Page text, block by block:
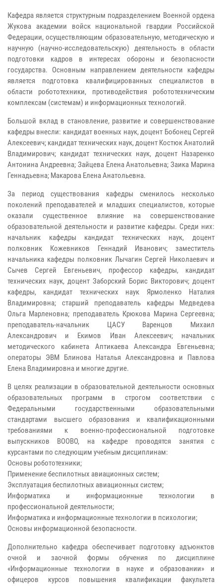
Кафедра является структурным подразделением Военной ордена
Жукова академии войск национальной гвардии Российской
Федерации, осуществляющим образовательную, методическую и
научную (научно-исследовательскую) деятельность в области
подготовки кадров в интересах обороны и безопасности
государства. Основным направлением деятельности кафедры
является подготовка квалифицированных специалистов в
области робототехники, противодействия робототехническим
комплексам (системам) и информационных технологий.
Большой вклад в становление, развитие и совершенствование
кафедры внесли: кандидат военных наук, доцент Бобонец Сергей
Алексеевич; кандидат технических наук, доцент Костюк Анатолий
Владимирович; кандидат технических наук, доцент Назаренко
Антонина Андреевна; Зайцева Елена Анатольевна; Заика Марина
Геннадьевна; Макарова Елена Анатольевна.
За период существования кафедры сменилось несколько
поколений преподавателей и младших специалистов, которые
оказали существенное влияние на совершенствование
образовательной деятельности и развитие кафедры. Среди них:
начальник кафедры кандидат технических наук, доцент
полковник Кожевников Геннадий Иванович; заместитель
начальника кафедры полковник Лычагин Сергей Николаевич и
Сычев Сергей Евгеньевич, профессор кафедры, кандидат
технических наук, доцент Заборский Борис Викторович; доцент
кафедры, кандидат технических наук Ярмоленко Наталия
Владимировна; старший преподаватель кафедры Медведева
Ольга Марленовна; преподаватель Крюкова Марина Сергеевна;
преподаватель-начальник ЦАСУ Варенцов Михаил
Александрович и Екимов Иван Алексеевич; начальник
методического кабинета Аптикаева Александра Евгеньевна;
операторы ЭВМ Блинова Наталья Александровна и Павлова
Елена Владимировна и многие другие.
В целях реализации в образовательной деятельности основных
образовательных программ в строгом соответствии с
Федеральными государственными образовательными
стандартами высшего образования и квалификационными
требованиями к военно-профессиональной подготовке
выпускников ВООВО, на кафедре проводятся занятия с
курсантами по следующим учебным дисциплинам:
Основы робототехники;
Применение беспилотных авиационных систем;
Эксплуатация беспилотных авиационных систем;
Информатика и информационные технологии в
профессиональной деятельности;
Информатика и информационные технологии в психологии;
Основы информационной безопасности.
Дополнительно кафедра обеспечивает подготовку адъюнктов
очной и заочной формы обучения по дисциплине
«Информационные технологии в науке и образовании» и
офицеров курсов повышения квалификации факультета